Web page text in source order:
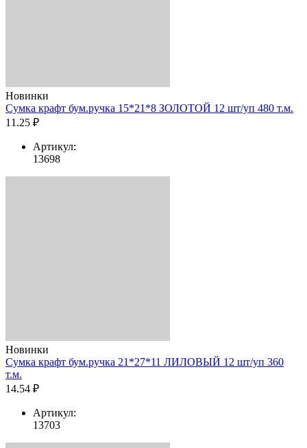
Новинки
Сумка крафт бум.ручка 15*21*8 ЗОЛОТОЙ 12 шт/уп 480 т.м.
11.25 ₽
Артикул:
13698
Новинки
Сумка крафт бум.ручка 21*27*11 ЛИЛОВЫЙ 12 шт/уп 360
т.м.
14.54 ₽
Артикул:
13703